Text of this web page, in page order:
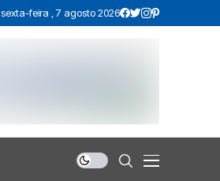
sexta-feira , 7 agosto 2026